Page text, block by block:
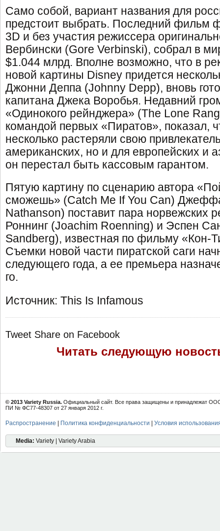
Само собой, вариант названия для
предстоит выбрать. Последний фильм
3D и без участия режиссера
Вербински (Gore Verbinski), собрал в
$1.044 млрд. Вполне возможно, что в
новой картины Disney придется
Джонни Деппа (Johnny Depp), вновь
капитана Джека Воробья. Недавний
«Одинокого рейнджера» (The Lone
командой первых «Пиратов», показал,
несколько растеряли свою
американских, но и для европейских и
он перестал быть кассовым гарантом.
Пятую картину по сценарию автора
сможешь» (Catch Me If You Can)
Nathanson) поставит пара норвежских
Роннинг (Joachim Roenning) и Эспен
Sandberg), известная по фильму «Кон-
Съемки новой части пиратской саги
следующего года, а ее премьера
го.
Источник: This Is Infamous
Tweet Share on Facebook
Читать следующую
© 2013 Variety Russia. Официальный сайт. Все права защищены и принадлежат
ПИ № ФС77-48307 от 27 января 2012 г.
Распространение Политика конфиденциальности Условия
Media: Variety | Variety Arabia